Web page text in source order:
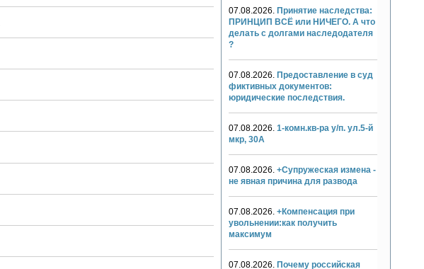
07.08.2026. Принятие наследства:
ПРИНЦИП ВСЁ или НИЧЕГО. А что
делать с долгами наследодателя
?
07.08.2026. Предоставление в суд
фиктивных документов:
юридические последствия.
07.08.2026. 1-комн.кв-ра у/п. ул.5-й
мкр, 30А
07.08.2026. +Супружеская измена -
не явная причина для развода
07.08.2026. +Компенсация при
увольнении:как получить
максимум
07.08.2026. Почему российская